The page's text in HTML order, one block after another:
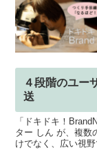
４段階のユー
送
「ドキドキ！
ター しん が、複数
けでなく、広い視